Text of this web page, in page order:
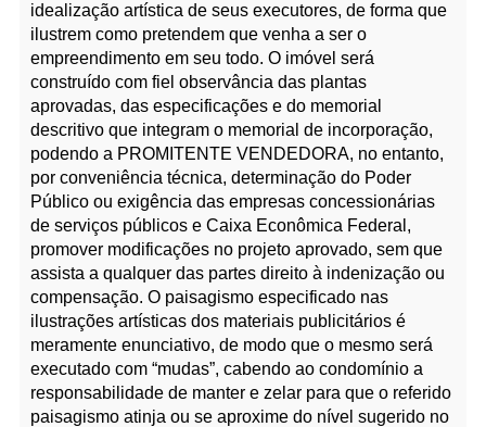
idealização artística de seus executores, de forma que
ilustrem como pretendem que venha a ser o
empreendimento em seu todo. O imóvel será
construído com fiel observância das plantas
aprovadas, das especificações e do memorial
descritivo que integram o memorial de incorporação,
podendo a PROMITENTE VENDEDORA, no entanto,
por conveniência técnica, determinação do Poder
Público ou exigência das empresas concessionárias
de serviços públicos e Caixa Econômica Federal,
promover modificações no projeto aprovado, sem que
assista a qualquer das partes direito à indenização ou
compensação. O paisagismo especificado nas
ilustrações artísticas dos materiais publicitários é
meramente enunciativo, de modo que o mesmo será
executado com “mudas”, cabendo ao condomínio a
responsabilidade de manter e zelar para que o referido
paisagismo atinja ou se aproxime do nível sugerido no